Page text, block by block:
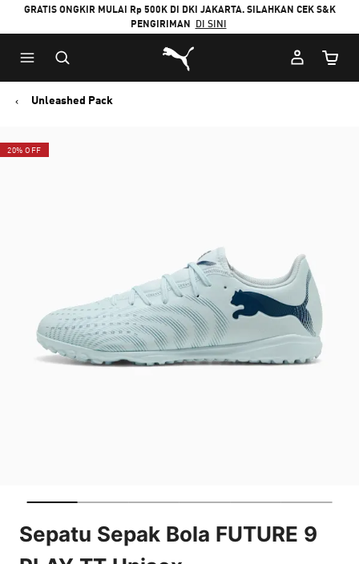
GRATIS ONGKIR MULAI Rp 500K DI DKI JAKARTA. SILAHKAN CEK S&K
PENGIRIMAN DI SINI
Puma Beranda
Unleashed Pack
20% OFF
Sepatu Sepak Bola FUTURE 9